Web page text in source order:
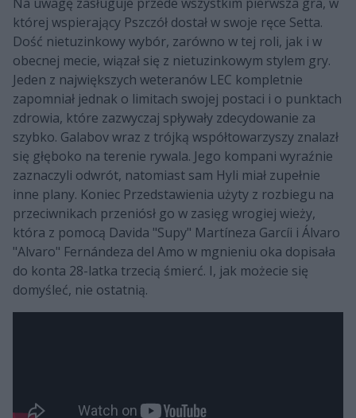
której wspierający Pszczół dostał w swoje ręce Setta.
Dość nietuzinkowy wybór, zarówno w tej roli, jak i w
obecnej mecie, wiązał się z nietuzinkowym stylem gry.
Jeden z największych weteranów LEC kompletnie
zapomniał jednak o limitach swojej postaci i o punktach
zdrowia, które zazwyczaj spływały zdecydowanie za
szybko. Galabov wraz z trójką współtowarzyszy znalazł
się głęboko na terenie rywala. Jego kompani wyraźnie
zaznaczyli odwrót, natomiast sam Hyli miał zupełnie
inne plany. Koniec Przedstawienia użyty z rozbiegu na
przeciwnikach przeniósł go w zasięg wrogiej wieży,
która z pomocą Davida "Supy" Martíneza Garcíi i Álvaro
"Alvaro" Fernándeza del Amo w mgnieniu oka dopisała
do konta 28-latka trzecią śmierć. I, jak możecie się
domyśleć, nie ostatnią.